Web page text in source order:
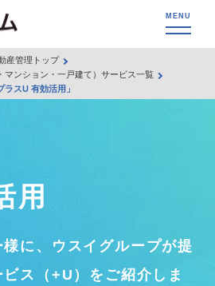
産管理トップ
マンション・一戸建て）サービス一覧
スU 有効活用」
用
に、ウスイグループが提
ス（+U）をご紹介しま